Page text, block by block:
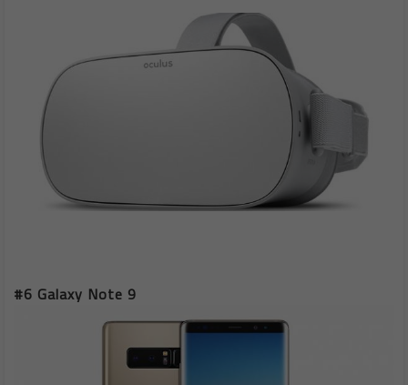
#6 Galaxy Note 9